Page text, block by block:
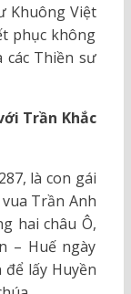
Khuông Việt
phục không
các Thiền sư
Trần Khắc
là con gái
Trần Anh
hai châu Ô,
– Huế ngày
để lấy Huyền